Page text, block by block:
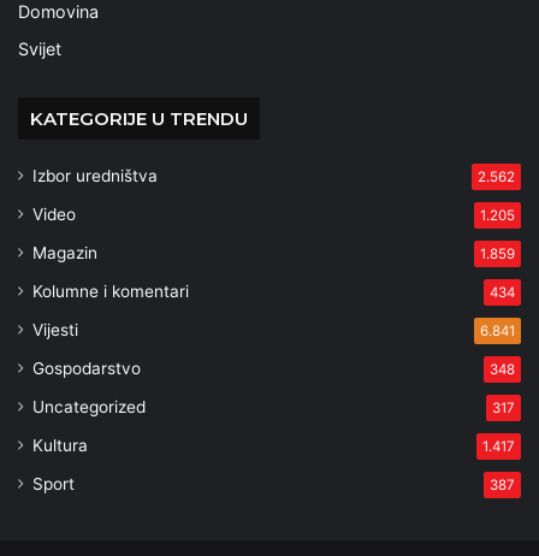
Domovina
Svijet
KATEGORIJE U TRENDU
Izbor uredništva 2.562
Video 1.205
Magazin 1.859
Kolumne i komentari 434
Vijesti 6.841
Gospodarstvo 348
Uncategorized 317
Kultura 1.417
Sport 387